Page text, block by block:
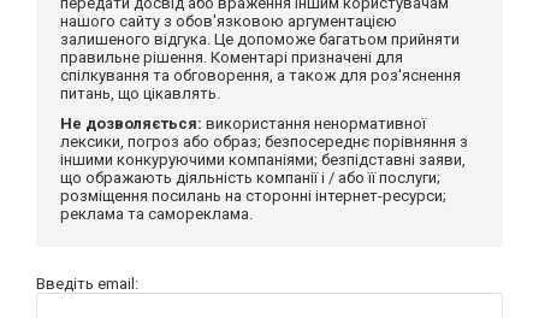
нашого сайту з обов'язковою аргументацією
залишеного відгука. Це допоможе багатьом прийняти
правильне рішення. Коментарі призначені для
спілкування та обговорення, а також для роз'яснення
питань, що цікавлять.
Не дозволяється: використання ненормативної
лексики, погроз або образ; безпосереднє порівняння з
іншими конкуруючими компаніями; безпідставні заяви,
що ображають діяльність компанії і / або її послуги;
розміщення посилань на сторонні інтернет-ресурси;
реклама та самореклама.
Введіть email: